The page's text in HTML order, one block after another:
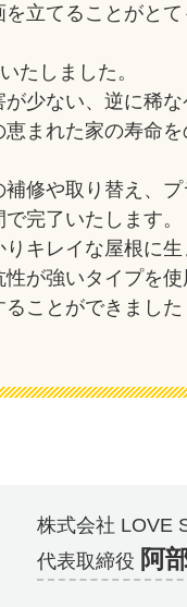
立てることがとて
たしました。
少ない、逆に稀な
まれた家の寿命
修や取り替え、
完了いたします。
キレイな屋根に生
が強いタイプを
ことができました
株式会社 LOVE
代表取締役 阿